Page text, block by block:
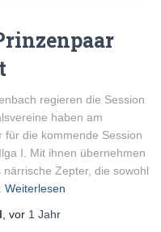
regieren die Session
haben am
für die kommende Session
I. Mit ihnen übernehmen
Zepter, die sowohl
Weiterlesen
, vor 1 Jahr